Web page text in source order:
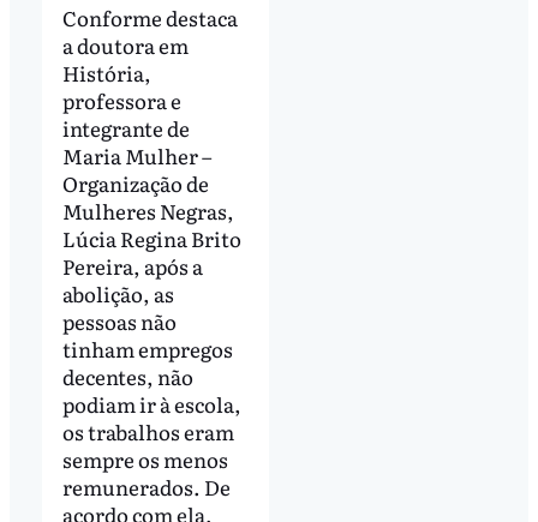
Conforme destaca
a doutora em
História,
professora e
integrante de
Maria Mulher –
Organização de
Mulheres Negras,
Lúcia Regina Brito
Pereira, após a
abolição, as
pessoas não
tinham empregos
decentes, não
podiam ir à escola,
os trabalhos eram
sempre os menos
remunerados. De
acordo com ela,